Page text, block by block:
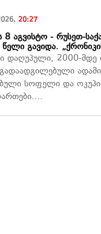
20:27
8 აგვისტო - რუსეთ-
გავიდა.
დაღუპული, 2000-
სოფელი და